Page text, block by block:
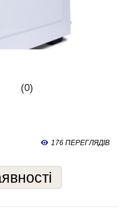
(0)
176 ПЕРЕГЛЯДІВ